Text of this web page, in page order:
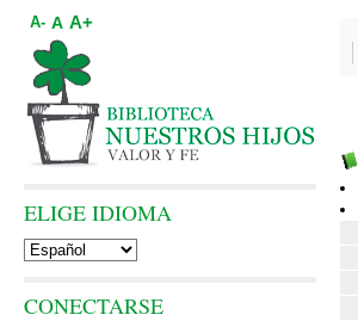
A- A A+
ELIGE IDIOMA
CONECTARSE